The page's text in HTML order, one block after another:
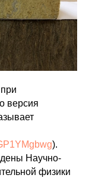
версия
).
Научно-
физики